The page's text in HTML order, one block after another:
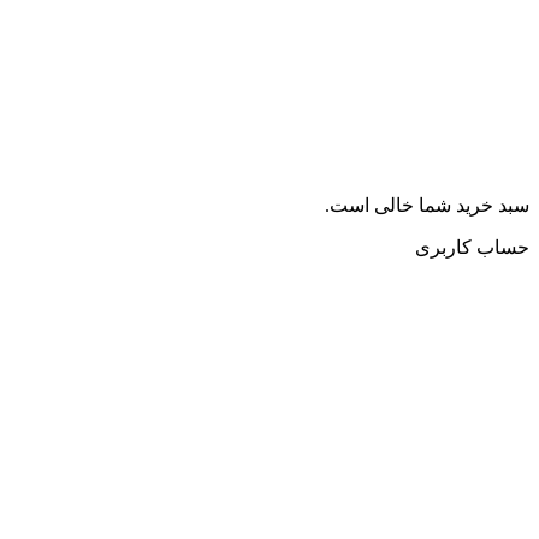
سبد خرید شما خالی است.
حساب کاربری